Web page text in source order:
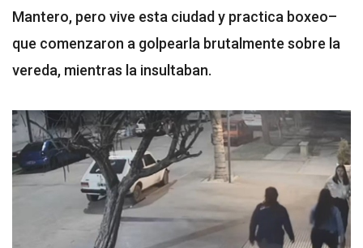
Mantero, pero vive esta ciudad y practica boxeo–
que comenzaron a golpearla brutalmente sobre la
vereda, mientras la insultaban.